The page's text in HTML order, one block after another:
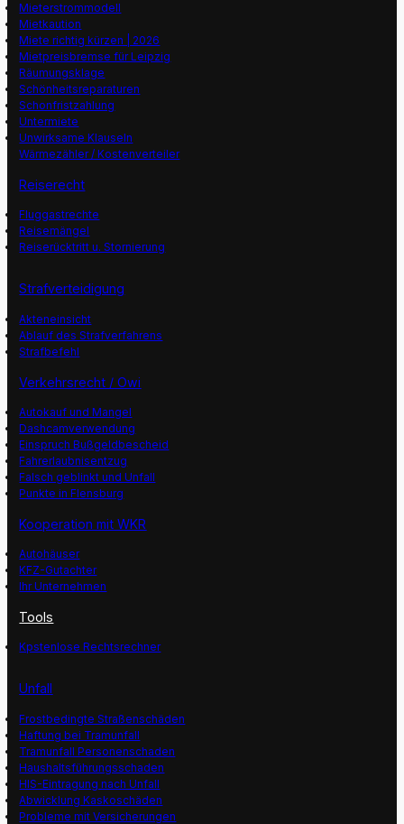
Mieterstrommodell
Mietkaution
Miete richtig kürzen | 2026
Mietpreisbremse für Leipzig
Räumungsklage
Schönheitsreparaturen
Schonfristzahlung
Untermiete
Unwirksame Klauseln
Wärmezähler / Kostenverteiler
Reiserecht
Fluggastrechte
Reisemängel
Reiserücktritt u. Stornierung
Strafverteidigung
Akteneinsicht
Ablauf des Strafverfahrens
Strafbefehl
Verkehrsrecht / Owi
Autokauf und Mangel
Dashcamverwendung
Einspruch Bußgeldbescheid
Fahrerlaubnisentzug
Falsch geblinkt und Unfall
Punkte in Flensburg
Kooperation mit WKR
Autohäuser
KFZ-Gutachter
Ihr Unternehmen
Tools
Kpstenlose Rechtsrechner
Unfall
Frostbedingte Straßenschäden
Haftung bei Tramunfall
Tramunfall Personenschaden
Haushaltsführungsschaden
HIS-Eintragung nach Unfall
Abwicklung Kaskoschäden
Probleme mit Versicherungen